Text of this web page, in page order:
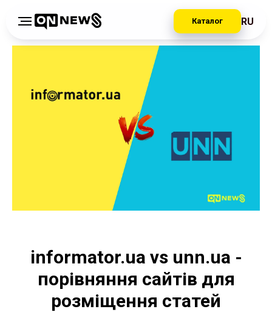
Каталог RU
informator.ua vs unn.ua -
порівняння сайтів для
розміщення статей